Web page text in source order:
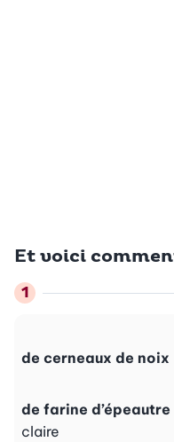
Et voici
de cerneaux de noix
de farine d’épeautre
claire